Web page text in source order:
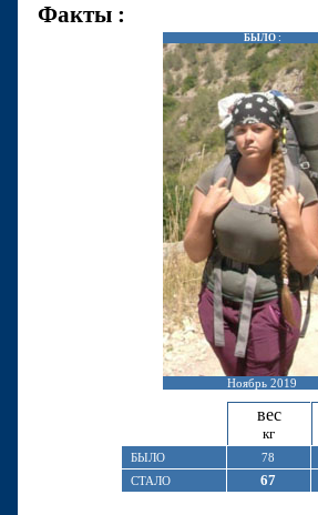
Факты :
БЫЛО :
Ноябрь 2019
вес
кг
БЫЛО
78
СТАЛО
67